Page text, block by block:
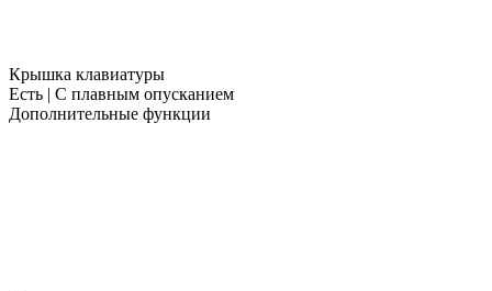
Крышка клавиатуры
Есть | С плавным опусканием
Дополнительные функции